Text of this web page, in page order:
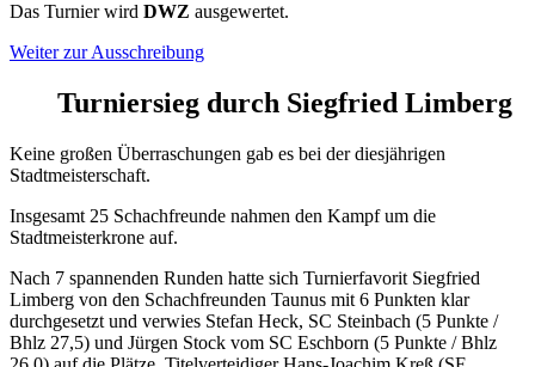
Das Turnier wird DWZ ausgewertet.
Weiter zur Ausschreibung
Turniersieg durch Siegfried Limberg
Keine großen Überraschungen gab es bei der diesjährigen
Stadtmeisterschaft.
Insgesamt 25 Schachfreunde nahmen den Kampf um die
Stadtmeisterkrone auf.
Nach 7 spannenden Runden hatte sich Turnierfavorit Siegfried
Limberg von den Schachfreunden Taunus mit 6 Punkten klar
durchgesetzt und verwies Stefan Heck, SC Steinbach (5 Punkte /
Bhlz 27,5) und Jürgen Stock vom SC Eschborn (5 Punkte / Bhlz